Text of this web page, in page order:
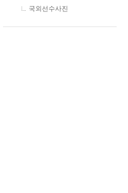
국외선수사진